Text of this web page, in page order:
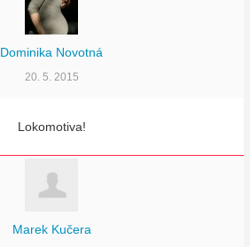
Dominika Novotná
20. 5. 2015
Lokomotiva!
Marek Kučera